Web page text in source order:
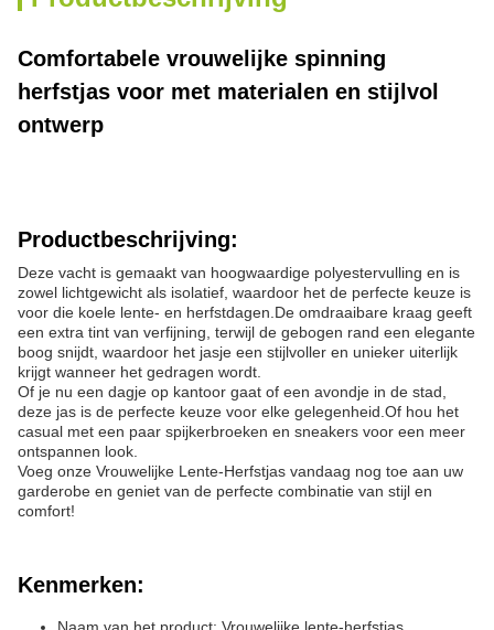
Comfortabele vrouwelijke spinning
herfstjas voor met materialen en stijlvol
ontwerp
Productbeschrijving:
Deze vacht is gemaakt van hoogwaardige polyestervulling en is
zowel lichtgewicht als isolatief, waardoor het de perfecte keuze is
voor die koele lente- en herfstdagen.De omdraaibare kraag geeft
een extra tint van verfijning, terwijl de gebogen rand een elegante
boog snijdt, waardoor het jasje een stijlvoller en unieker uiterlijk
krijgt wanneer het gedragen wordt.
Of je nu een dagje op kantoor gaat of een avondje in de stad,
deze jas is de perfecte keuze voor elke gelegenheid.Of hou het
casual met een paar spijkerbroeken en sneakers voor een meer
ontspannen look.
Voeg onze Vrouwelijke Lente-Herfstjas vandaag nog toe aan uw
garderobe en geniet van de perfecte combinatie van stijl en
comfort!
Kenmerken: